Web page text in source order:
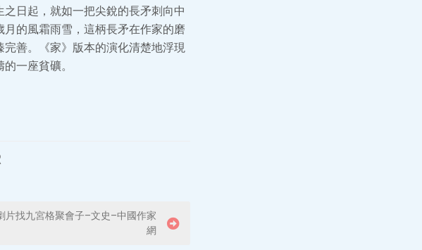
日起，就如一把尖銳的長矛刺向中
的風霜雨雪，這柄長矛在作家的磨
善。《家》版本的演化清楚地浮現
一座貧礦。
片找九宮格聚會子–文史–中國作家
網